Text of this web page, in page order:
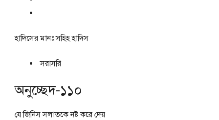
হাদিসের মানঃসহিহ হাদিস
সরাসরি
অনুচ্ছেদ-১১০
যে জিনিস সলাতকে নষ্ট করে দেয়